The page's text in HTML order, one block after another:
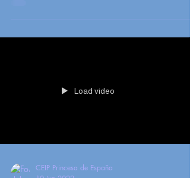
Load video
CEIP Princesa de España